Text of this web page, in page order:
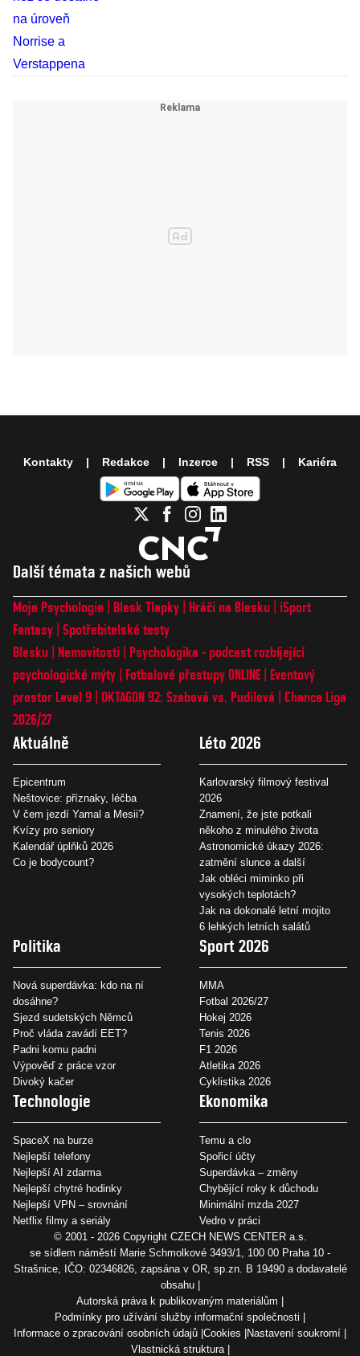
Další témata z našich webů
Moje Psychologie Blesk Tlapky Hráči na Blesku
iSport
Fantasy Spotřebitelské testy
Blesku
Nemovitosti
Psychologika - podcast rozbíjející
psychologické mýty
Fotbalové přestupy ONLINE
Eventový
prostor Level 9 OKTAGON 92: Szabová vs. Pudilová
Chance Liga
2026/27
Aktuálně
Epicentrum
Neštovice: příznaky, léčba
V čem jezdí Yamal a Mesii?
Kvízy pro seniory
Kalendář úplňků 2026
Co je bodycount?
Léto 2026
Karlovarský filmový festival
2026
Znamení, že jste potkali
někoho z minulého života
Astronomické úkazy 2026:
zatmění slunce a další
Jak obléci miminko při
vysokých teplotách?
Jak na dokonalé letní mojito
6 lehkých letních salátů
Politika
Nová superdávka: kdo na ní
dosáhne?
Sjezd sudetských Němců
Proč vláda zavádí EET?
Padni komu padni
Výpověď z práce vzor
Divoký kačer
Sport 2026
MMA
Fotbal 2026/27
Hokej 2026
Tenis 2026
F1 2026
Atletika 2026
Cyklistika 2026
Technologie
SpaceX na burze
Nejlepší telefony
Nejlepší AI zdarma
Nejlepší chytré hodinky
Nejlepší VPN – srovnání
Netflix filmy a seriály
Ekonomika
Temu a clo
Spořicí účty
Superdávka – změny
Chybějící roky k důchodu
Minimální mzda 2027
Vedro v práci
Kontakty Redakce Inzerce RSS Kariéra
© 2001 - 2026 Copyright CZECH NEWS CENTER a.s.
se sídlem náměstí Marie Schmolkové 3493/1, 100 00 Praha 10 -
Strašnice, IČO: 02346826, zapsána v OR, sp.zn. B 19490 a dodavatelé
obsahu
Autorská práva k publikovaným materiálům
Podmínky pro užívání služby informační společnosti
Informace o zpracování osobních údajů Cookies Nastavení soukromí
Vlastnická struktura